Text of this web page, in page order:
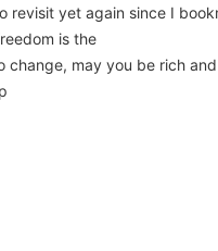
revisit yet again since I
is the
change, may you be rich and